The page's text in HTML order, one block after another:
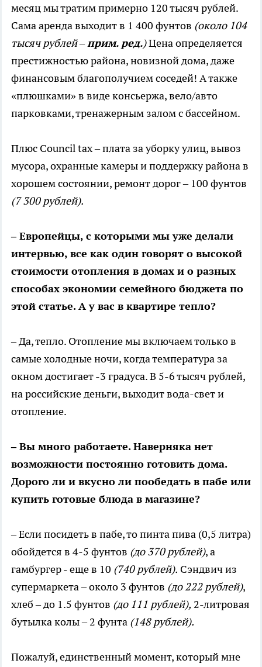
месяц мы тратим примерно 120 тысяч рублей.
Сама аренда выходит в 1 400 фунтов (около 104
тысяч рублей –прим. ред.)Цена определяется
престижностью района, новизной дома, даже
финансовым благополучием соседей! А также
«плюшками» в виде консьержа, вело/авто
парковками, тренажерным залом с бассейном.
Плюс Council tax – плата за уборку улиц, вывоз
мусора, охранные камеры и поддержку района в
хорошем состоянии, ремонт дорог – 100 фунтов
(7 300 рублей).
– Европейцы, с которыми мы уже делали
интервью, все как один говорят о высокой
стоимости отопления в домах и о разных
способах экономии семейного бюджета по
этой статье. А у вас в квартире тепло?
– Да, тепло. Отопление мы включаем только в
самые холодные ночи, когда температура за
окном достигает -3 градуса. В 5-6 тысяч рублей,
на российские деньги, выходит вода-свет и
отопление.
– Вы много работаете. Наверняка нет
возможности постоянно готовить дома.
Дорого ли и вкусно ли пообедать в пабе или
купить готовые блюда в магазине?
– Если посидеть в пабе, то пинта пива (0,5 литра)
обойдется в 4-5 фунтов (до 370 рублей), а
гамбургер - еще в 10 (740 рублей). Сэндвич из
супермаркета – около 3 фунтов (до 222 рублей),
хлеб – до 1.5 фунтов (до 111 рублей), 2-литровая
бутылка колы – 2 фунта (148 рублей).
Пожалуй, единственный момент, который мне